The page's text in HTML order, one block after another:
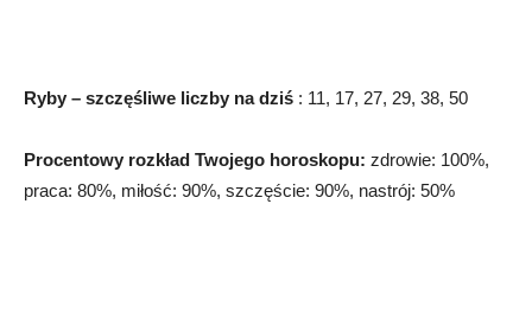
Ryby – szczęśliwe liczby na dziś : 11, 17, 27, 29, 38, 50
Procentowy rozkład Twojego horoskopu: zdrowie: 100%,
praca: 80%, miłość: 90%, szczęście: 90%, nastrój: 50%